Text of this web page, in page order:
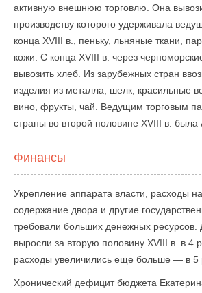
активную внешнюю торговлю. Она
производству которого удерживала
конца XVIII в., пеньку, льняные ткани,
кожи. С конца XVIII в. через
вывозить хлеб. Из зарубежных стран
изделия из металла, шелк, красильные
вино, фрукты, чай. Ведущим торговым
страны во второй половине XVIII в. была
Финансы
Укрепление аппарата власти, расходы
содержание двора и другие
требовали больших денежных ресурсов.
выросли за вторую половину XVIII в. в 4
расходы увеличились еще больше — в 5
Хронический дефицит бюджета